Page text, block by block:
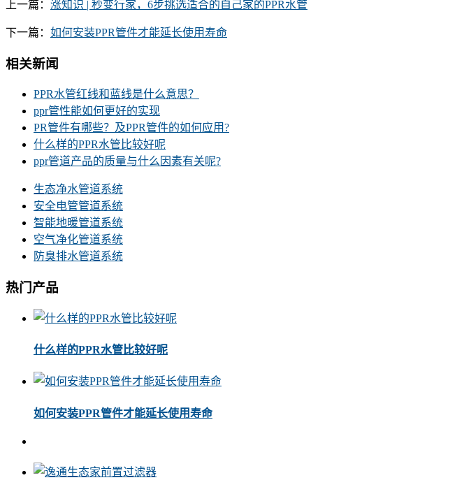
上一篇： 涨知识 | 秒变行家，6步挑选适合的自己家的PPR水管
下一篇： 如何安装PPR管件才能延长使用寿命
相关新闻
PPR水管红线和蓝线是什么意思？
ppr管性能如何更好的实现
PR管件有哪些？及PPR管件的如何应用?
什么样的PPR水管比较好呢
ppr管道产品的质量与什么因素有关呢?
生态净水管道系统
安全电管管道系统
智能地暖管道系统
空气净化管道系统
防臭排水管道系统
热门产品
什么样的PPR水管比较好呢
如何安装PPR管件才能延长使用寿命